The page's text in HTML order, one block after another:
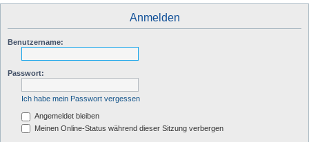
Anmelden
Benutzername:
Passwort:
Ich habe mein Passwort vergessen
Angemeldet bleiben
Meinen Online-Status während dieser Sitzung verbergen